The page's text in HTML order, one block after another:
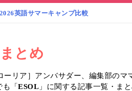
2026英語サマーキャンプ比較
とめ
リア］アンバサダー、編集部のマ
も「ESOL 」に関する記事一覧・ま